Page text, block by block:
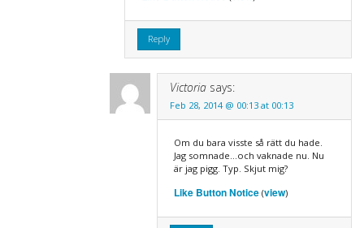
Reply
Victoria says:
Feb 28, 2014 @ 00:13 at 00:13
Om du bara visste så rätt du hade.
Jag somnade…och vaknade nu. Nu
är jag pigg. Typ. Skjut mig?
Like Button Notice(view)